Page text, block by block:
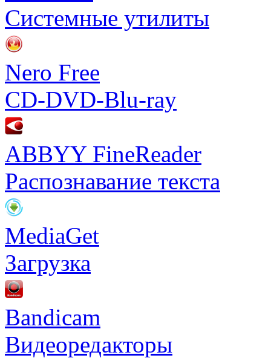
Системные утилиты
Nero Free
CD-DVD-Blu-ray
ABBYY FineReader
Распознавание текста
MediaGet
Загрузка
Bandicam
Видеоредакторы